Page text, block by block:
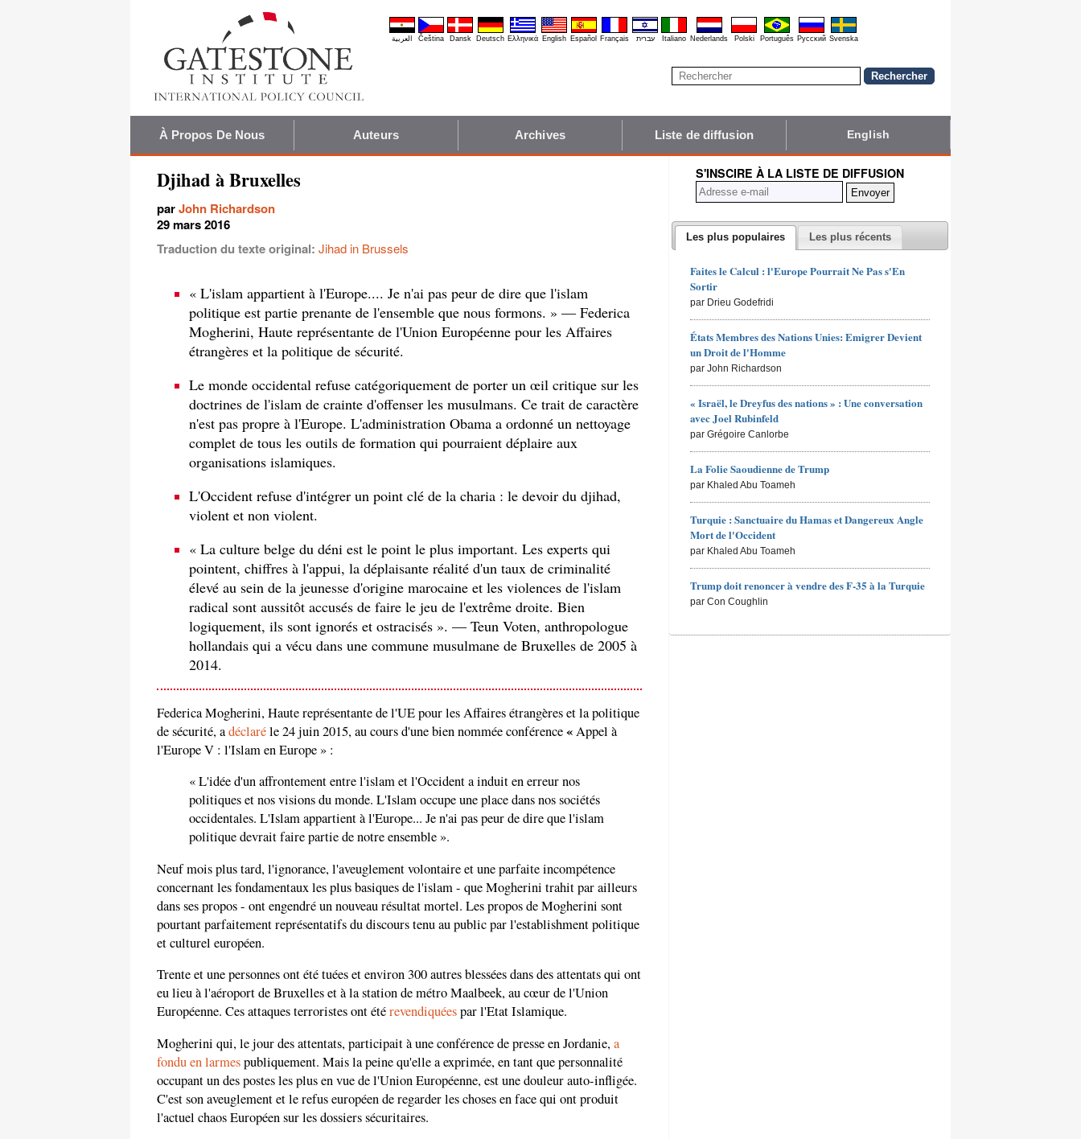
العربية Čeština Dansk Deutsch Ελληνικά English Español Français עברית Italiano Nederlands Polski Português Pyccĸий Svenska
À Propos De Nous Auteurs Archives Liste de diffusion English
Djihad à Bruxelles
parJohn Richardson
29 mars 2016
Traduction du texte original: Jihad in Brussels
« L'islam appartient à l'Europe.... Je n'ai pas peur de dire que l'islam
politique est partie prenante de l'ensemble que nous formons. » — Federica
Mogherini, Haute représentante de l'Union Européenne pour les Affaires
étrangères et la politique de sécurité.
Le monde occidental refuse catégoriquement de porter un œil critique sur les
doctrines de l'islam de crainte d'offenser les musulmans. Ce trait de caractère
n'est pas propre à l'Europe. L'administration Obama a ordonné un nettoyage
complet de tous les outils de formation qui pourraient déplaire aux
organisations islamiques.
L'Occident refuse d'intégrer un point clé de la charia : le devoir du djihad,
violent et non violent.
« La culture belge du déni est le point le plus important. Les experts qui
pointent, chiffres à l'appui, la déplaisante réalité d'un taux de criminalité
élevé au sein de la jeunesse d'origine marocaine et les violences de l'islam
radical sont aussitôt accusés de faire le jeu de l'extrême droite. Bien
logiquement, ils sont ignorés et ostracisés ». — Teun Voten, anthropologue
hollandais qui a vécu dans une commune musulmane de Bruxelles de 2005 à
2014.
Federica Mogherini, Haute représentante de l'UE pour les Affaires étrangères et la politique
de sécurité, adéclaréle 24 juin 2015, au cours d'une bien nommée conférence«Appel à
l'Europe V : l'Islam en Europe » :
« L'idée d'un affrontement entre l'islam et l'Occident a induit en erreur nos
politiques et nos visions du monde. L'Islam occupe une place dans nos sociétés
occidentales. L'Islam appartient à l'Europe... Je n'ai pas peur de dire que l'islam
politique devrait faire partie de notre ensemble ».
Neuf mois plus tard, l'ignorance, l'aveuglement volontaire et une parfaite incompétence
concernant les fondamentaux les plus basiques de l'islam - que Mogherini trahit par ailleurs
dans ses propos - ont engendré un nouveau résultat mortel. Les propos de Mogherini sont
pourtant parfaitement représentatifs du discours tenu au public par l'establishment politique
et culturel européen.
Trente et une personnes ont été tuées et environ 300 autres blessées dans des attentats qui ont
eu lieu à l'aéroport de Bruxelles et à la station de métro Maalbeek, au cœur de l'Union
Européenne. Ces attaques terroristes ont étérevendiquéespar l'Etat Islamique.
Mogherini qui, le jour des attentats, participait à une conférence de presse en Jordanie,a
fondu en larmespubliquement. Mais la peine qu'elle a exprimée, en tant que personnalité
occupant un des postes les plus en vue de l'Union Européenne, est une douleur auto-infligée.
C'est son aveuglement et le refus européen de regarder les choses en face qui ont produit
l'actuel chaos Européen sur les dossiers sécuritaires.
S'INSCIRE À LA LISTE DE DIFFUSION
Les plus populaires Les plus récents
Faites le Calcul : l'Europe Pourrait Ne Pas s'En
Sortir
par Drieu Godefridi
États Membres des Nations Unies: Emigrer Devient
un Droit de l'Homme
par John Richardson
« Israël, le Dreyfus des nations » : Une conversation
avec Joel Rubinfeld
par Grégoire Canlorbe
La Folie Saoudienne de Trump
par Khaled Abu Toameh
Turquie : Sanctuaire du Hamas et Dangereux Angle
Mort de l'Occident
par Khaled Abu Toameh
Trump doit renoncer à vendre des F-35 à la Turquie
par Con Coughlin